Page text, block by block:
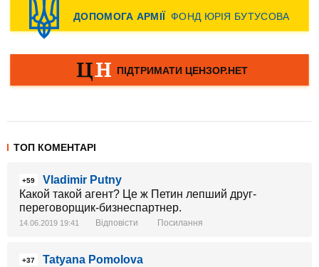
ТОП КОМЕНТАРІ
+59
Vladimir Putny
Какой такой агент? Це ж Петин лепший друг-
переговорщик-бизнеспартнер.
14.06.2019 19:41 Відповісти Посилання
+37
Tatyana Pomolova